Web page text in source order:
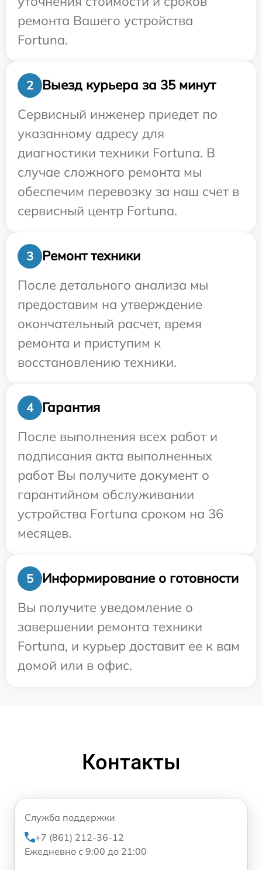
ремонта Вашего устройства
Fortuna.
2
Выезд курьера за 35 минут
Сервисный инженер приедет по
указанному адресу для
диагностики техники Fortuna. В
случае сложного ремонта мы
обеспечим перевозку за наш счет в
сервисный центр Fortuna.
3
Ремонт техники
После детального анализа мы
предоставим на утверждение
окончательный расчет, время
ремонта и приступим к
восстановлению техники.
4
Гарантия
После выполнения всех работ и
подписания акта выполненных
работ Вы получите документ о
гарантийном обслуживании
устройства Fortuna сроком на 36
месяцев.
5
Информирование о готовности
Вы получите уведомление о
завершении ремонта техники
Fortuna, и курьер доставит ее к вам
домой или в офис.
Контакты
Служба поддержки
+7 (861) 212-36-12
Ежедневно с 9:00 до 21:00